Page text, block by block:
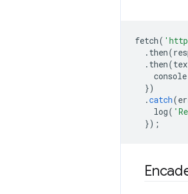
fetch(
. then(
. then(
console
})
.catch(
log(
});